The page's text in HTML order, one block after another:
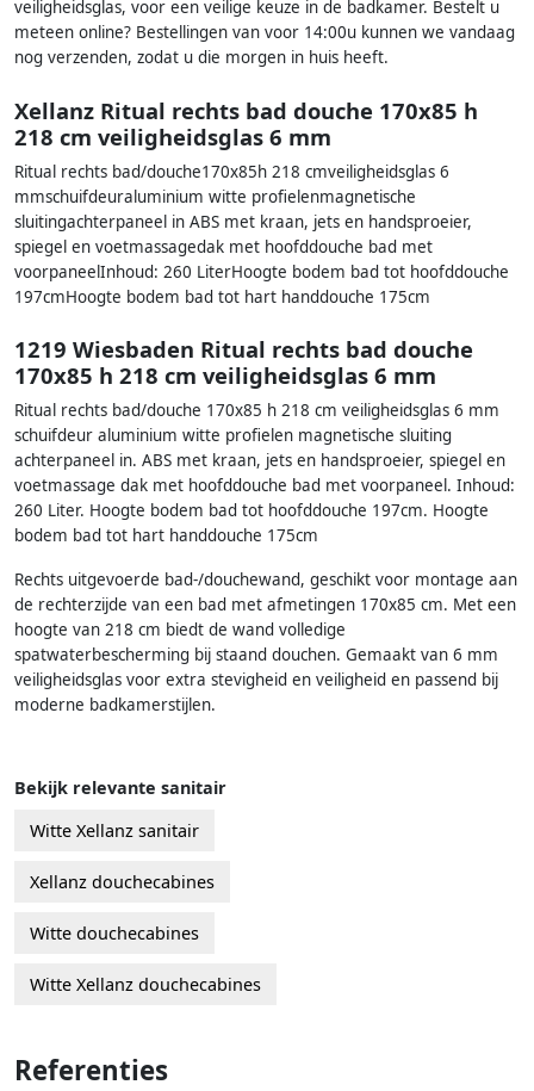
veiligheidsglas, voor een veilige keuze in de badkamer. Bestelt u
meteen online? Bestellingen van voor 14:00u kunnen we vandaag
nog verzenden, zodat u die morgen in huis heeft.
Xellanz Ritual rechts bad douche 170x85 h
218 cm veiligheidsglas 6 mm
Ritual rechts bad/douche170x85h 218 cmveiligheidsglas 6
mmschuifdeuraluminium witte profielenmagnetische
sluitingachterpaneel in ABS met kraan, jets en handsproeier,
spiegel en voetmassagedak met hoofddouche bad met
voorpaneelInhoud: 260 LiterHoogte bodem bad tot hoofddouche
197cmHoogte bodem bad tot hart handdouche 175cm
1219 Wiesbaden Ritual rechts bad douche
170x85 h 218 cm veiligheidsglas 6 mm
Ritual rechts bad/douche 170x85 h 218 cm veiligheidsglas 6 mm
schuifdeur aluminium witte profielen magnetische sluiting
achterpaneel in. ABS met kraan, jets en handsproeier, spiegel en
voetmassage dak met hoofddouche bad met voorpaneel. Inhoud:
260 Liter. Hoogte bodem bad tot hoofddouche 197cm. Hoogte
bodem bad tot hart handdouche 175cm
Rechts uitgevoerde bad-/douchewand, geschikt voor montage aan
de rechterzijde van een bad met afmetingen 170x85 cm. Met een
hoogte van 218 cm biedt de wand volledige
spatwaterbescherming bij staand douchen. Gemaakt van 6 mm
veiligheidsglas voor extra stevigheid en veiligheid en passend bij
moderne badkamerstijlen.
Bekijk relevante sanitair
Witte Xellanz sanitair
Xellanz douchecabines
Witte douchecabines
Witte Xellanz douchecabines
Referenties